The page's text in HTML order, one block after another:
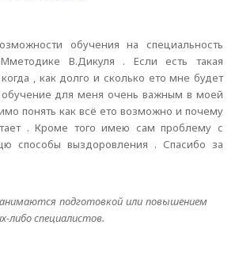
обучения на специальность
В.Дикуля . Если есть такая
, как долго и сколько ето мне будет
для меня очень важным в моей
понять как всё ето возможно и почему
. Кроме того имею сам проблему с
способы выздоровления . Спасибо за
подготовкой или повышением
либо специалистов.